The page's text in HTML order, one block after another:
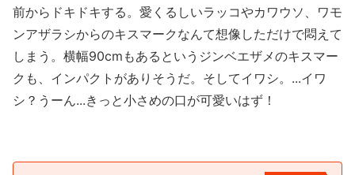
前からドキドキする。愛くるしいラッコやカワウソ、ワモ
ンアザラシからのキスマークなんて想像しただけで悶えて
しまう。横幅90cmもあるというジンベエザメのキスマー
クも、インパクトがありそうだ。そしてイワシ。...イワ
シ？うーん...きっと小さめの口が可愛いはず！